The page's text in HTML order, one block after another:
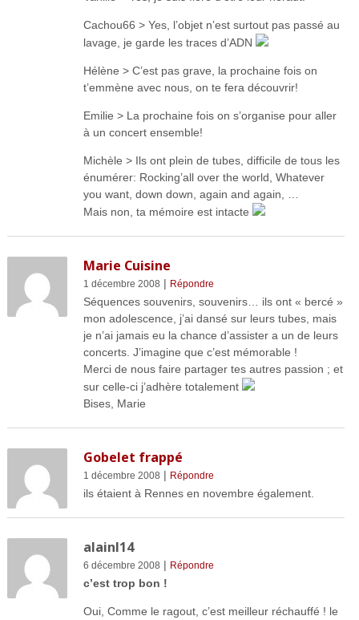
Cachou66 > Yes, l’objet n’est surtout pas passé au
lavage, je garde les traces d’ADN
Hélène > C’est pas grave, la prochaine fois on
t’emmène avec nous, on te fera découvrir!
Emilie > La prochaine fois on s’organise pour aller
à un concert ensemble!
Michèle > Ils ont plein de tubes, difficile de tous les
énumérer: Rocking’all over the world, Whatever
you want, down down, again and again, …
Mais non, ta mémoire est intacte
Marie Cuisine
1 décembre 2008 | Répondre
Séquences souvenirs, souvenirs… ils ont « bercé »
mon adolescence, j’ai dansé sur leurs tubes, mais
je n’ai jamais eu la chance d’assister a un de leurs
concerts. J’imagine que c’est mémorable !
Merci de nous faire partager tes autres passion ; et
sur celle-ci j’adhère totalement
Bises, Marie
Gobelet frappé
1 décembre 2008 | Répondre
ils étaient à Rennes en novembre également.
alainl14
6 décembre 2008 | Répondre
c’est trop bon !
Oui, Comme le ragout, c’est meilleur réchauffé ! le